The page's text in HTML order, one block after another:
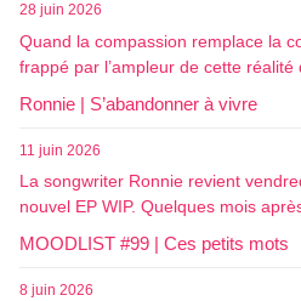
28 juin 2026
Quand la compassion remplace la
frappé par l’ampleur de cette
Ronnie | S’abandonner à vivre
11 juin 2026
La songwriter Ronnie revient
nouvel EP WIP. Quelques mois
MOODLIST #99 | Ces petits mots
8 juin 2026